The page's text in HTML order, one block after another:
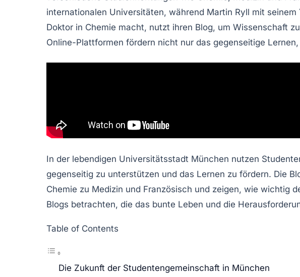
internationalen Universitäten, während Martin Ryll mit
Doktor in Chemie macht, nutzt ihren Blog, um Wissenschaft
Online-Plattformen fördern nicht nur das gegenseitige Lernen
In der lebendigen Universitätsstadt München nutzen
gegenseitig zu unterstützen und das Lernen zu fördern. Die
Chemie zu Medizin und Französisch und zeigen, wie wichtig
Blogs betrachten, die das bunte Leben und die
Table of Contents
Die Zukunft der Studentengemeinschaft in München